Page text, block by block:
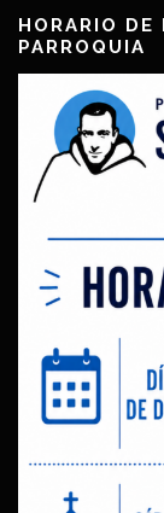
HORARIO
PARROQUIA